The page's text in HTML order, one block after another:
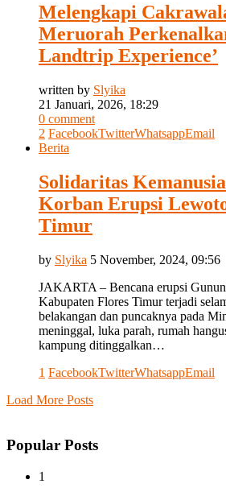
Melengkapi
Meruorah
Landtrip Experience’
written by Slyika
21 Januari, 2026, 18:29
0 comment
2 FacebookTwitterWhatsappEmail
Berita
Solidaritas
Korban Erupsi
Timur
by Slyika 5 November, 2024, 09:56
JAKARTA – Bencana erupsi
Kabupaten Flores Timur terjadi
belakangan dan puncaknya pada
meninggal, luka parah, rumah
kampung ditinggalkan…
1 FacebookTwitterWhatsappEmail
Load More Posts
Popular Posts
1